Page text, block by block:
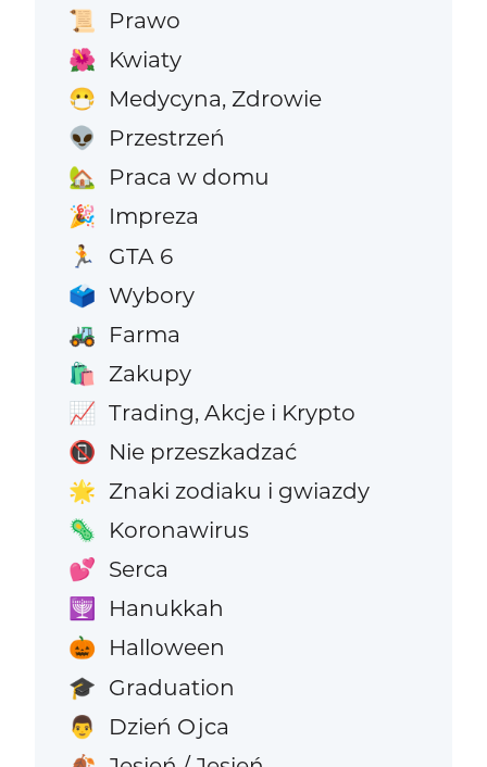
📜 Prawo
🌺 Kwiaty
😷 Medycyna, Zdrowie
👽 Przestrzeń
🏡 Praca w domu
🎉 Impreza
🏃 GTA 6
🗳️ Wybory
🚜 Farma
🛍️ Zakupy
📈 Trading, Akcje i Krypto
📵 Nie przeszkadzać
🌟 Znaki zodiaku i gwiazdy
🦠 Koronawirus
💕 Serca
🕎 Hanukkah
🎃 Halloween
🎓 Graduation
👨 Dzień Ojca